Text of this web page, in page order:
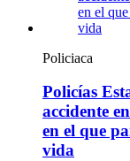
Policiaca
Policías
accidente
en el que
vida